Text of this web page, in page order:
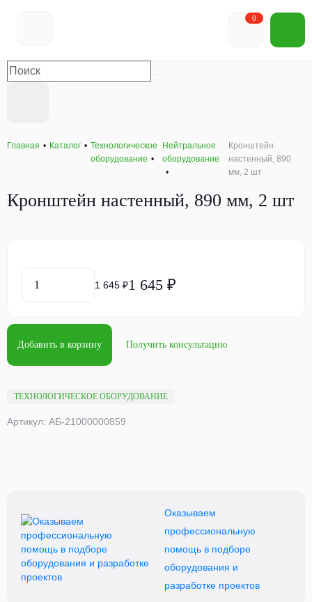
0
Главная Каталог
Технологическое
оборудование
Нейтральное
оборудование
Кронштейн
настенный, 890
мм, 2 шт
Кронштейн настенный, 890 мм, 2 шт
ТЕХНОЛОГИЧЕСКОЕ ОБОРУДОВАНИЕ
Артикул: АБ-21000000859
1 645 ₽1 645 ₽
Добавить в корзину Получить консультацию
Оказываем
профессиональную
помощь в подборе
оборудования и
разработке проектов